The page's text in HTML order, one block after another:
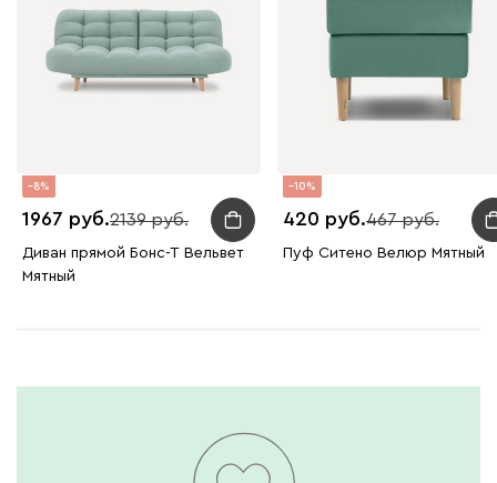
8
1967 2139
Диван прямой Бонс-Т Вельвет
Мятный
10
420 467
Пуф Ситено Велюр Мятный